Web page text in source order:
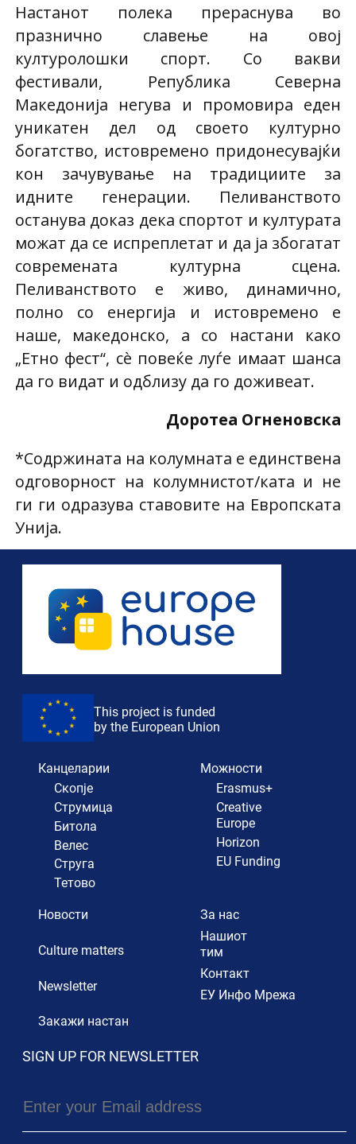
Настанот полека прераснува во
празнично славење на овој
културолошки спорт. Со вакви
фестивали, Република Северна
Македонија негува и промовира еден
уникатен дел од своето културно
богатство, истовремено придонесувајќи
кон зачувување на традициите за
идните генерации. Пеливанството
останува доказ дека спортот и културата
можат да се испреплетат и да ја збогатат
современата културна сцена.
Пеливанството е живо, динамично,
полно со енергија и истовремено е
наше, македонско, а со настани како
„Етно фест“, сè повеќе луѓе имаат шанса
да го видат и одблизу да го доживеат.
Доротеа Огненовска
*Содржината на колумната е единствена
одговорност на колумнистот/ката и не
ги ги одразува ставовите на Европската
Унија.
This project is funded
by the European Union
Канцеларии
Скопје
Струмица
Битола
Велес
Струга
Тетово
Можности
Erasmus+
Creative
Europe
Horizon
EU Funding
Новости
Culture matters
Newsletter
Закажи настан
За нас
Нашиот
тим
Контакт
ЕУ Инфо Мрежа
SIGN UP FOR NEWSLETTER